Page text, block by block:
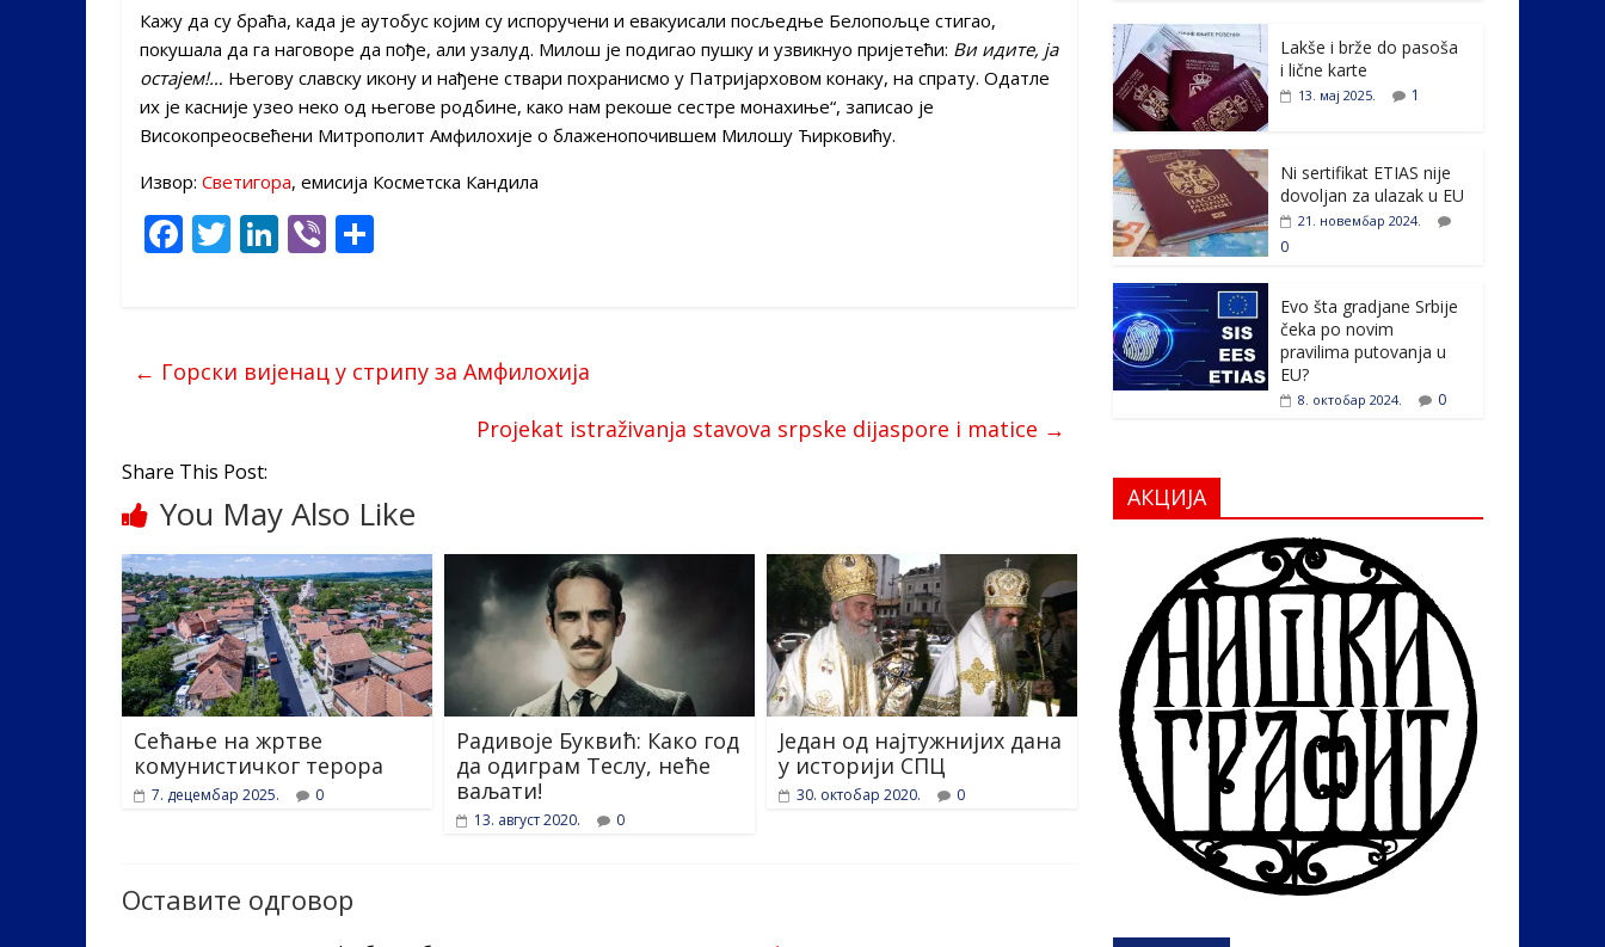
Кажу да су браћа, када је аутобус којим су испоручени и евакуисали посљедње Белопољце стигао,
покушала да га наговоре да пође, али узалуд. Милош је подигао пушку и узвикнуо пријетећи: Ви идите, ја
остајем!… Његову славску икону и нађене ствари похранисмо у Патријарховом конаку, на спрату. Одатле
их је касније узео неко од његове родбине, како нам рекоше сестре монахиње“, записао је
Високопреосвећени Митрополит Амфилохије о блаженопочившем Милошу Ћирковићу.
Извор: Светигора, емисија Косметска Кандила
F
ac
o
k
T
w
Li
n
dI
Vi
b
← Горски вијенац у стрипу за Амфилохија
Projekat istraživanja stavova srpske dijaspore i matice →
Share This Post:
You May Also Like
Сећање на жртве
комунистичког терора
7. децембар 2025. 0
Радивоје Буквић: Како год
да одиграм Теслу, неће
ваљати!
13. август 2020. 0
Један од најтужнијих дана
у историји СПЦ
30. октобар 2020. 0
Оставите одговор
e
b
o
o
k
itt
er e
dI
er ar
e
Lakše i brže do pasoša
i lične karte
13. мај 2025. 1
Ni sertifikat ETIAS nije
dovoljan za ulazak u EU
21. новембар 2024.
0
Evo šta gradjane Srbije
čeka po novim
pravilima putovanja u
EU?
8. октобар 2024. 0
АКЦИЈА